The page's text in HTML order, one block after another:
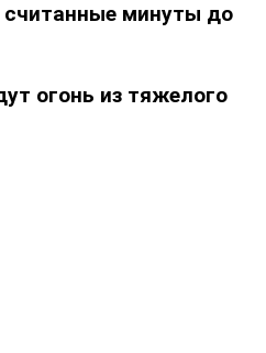
считанные минуты до
огонь из тяжелого